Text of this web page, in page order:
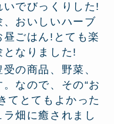
でびっくりした!
おいしいハーブ
ごはん!とても楽
となりました!
の商品、野菜、
なので、その“お
てとてもよかった
畑に癒されまし